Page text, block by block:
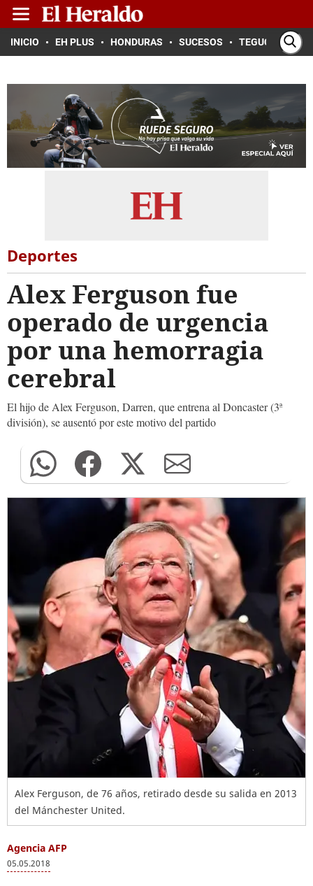
INICIO EH PLUS HONDURAS SUCESOS TEGUCIGALPA
Deportes
Alex Ferguson fue
operado de urgencia
por una hemorragia
cerebral
El hijo de Alex Ferguson, Darren, que entrena al Doncaster (3ª
división), se ausentó por este motivo del partido
Alex Ferguson, de 76 años, retirado desde su salida en 2013
del Mánchester United.
Agencia AFP
05.05.2018